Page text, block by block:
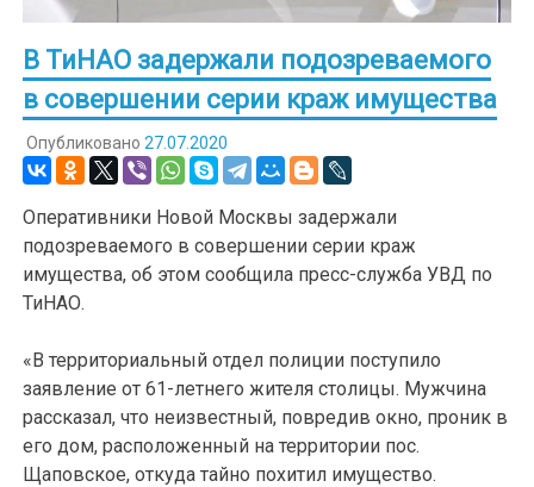
В ТиНАО задержали подозреваемого
в совершении серии краж имущества
Опубликовано 27.07.2020
Оперативники Новой Москвы задержали
подозреваемого в совершении серии краж
имущества, об этом сообщила пресс-служба УВД по
ТиНАО.
«В территориальный отдел полиции поступило
заявление от 61-летнего жителя столицы. Мужчина
рассказал, что неизвестный, повредив окно, проник в
его дом, расположенный на территории пос.
Щаповское, откуда тайно похитил имущество.